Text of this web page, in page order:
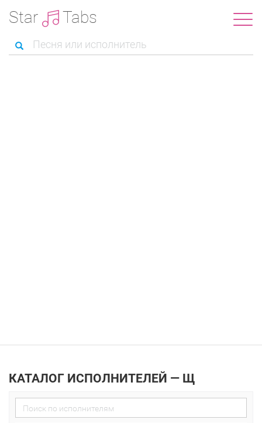
Star Tabs
КАТАЛОГ ИСПОЛНИТЕЛЕЙ — Щ